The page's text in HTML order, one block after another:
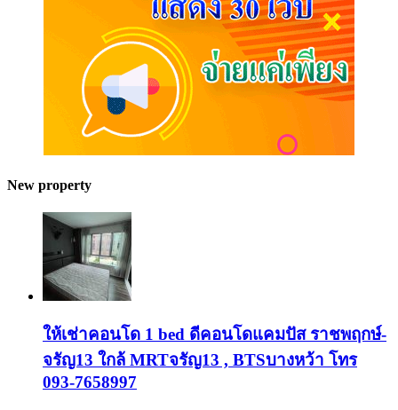
New property
ให้เช่าคอนโด 1 bed ดีคอนโดแคมปัส ราชพฤกษ์-
จรัญ13 ใกล้ MRTจรัญ13 , BTSบางหว้า โทร
093-7658997